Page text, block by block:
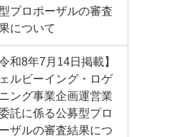
プロポーザルの審査
について
令和8年7月14日掲載】
ルビーイング・ロゲ
ング事業企画運営業
託に係る公募型プロ
ザルの審査結果につ